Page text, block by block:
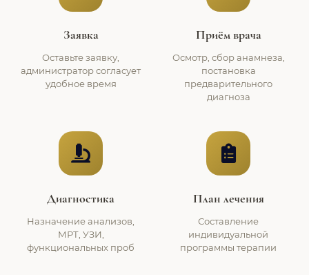
Заявка
Оставьте заявку,
администратор согласует
удобное время
Приём врача
Осмотр, сбор анамнеза,
постановка
предварительного
диагноза
Диагностика
Назначение анализов,
МРТ, УЗИ,
функциональных проб
План лечения
Составление
индивидуальной
программы терапии